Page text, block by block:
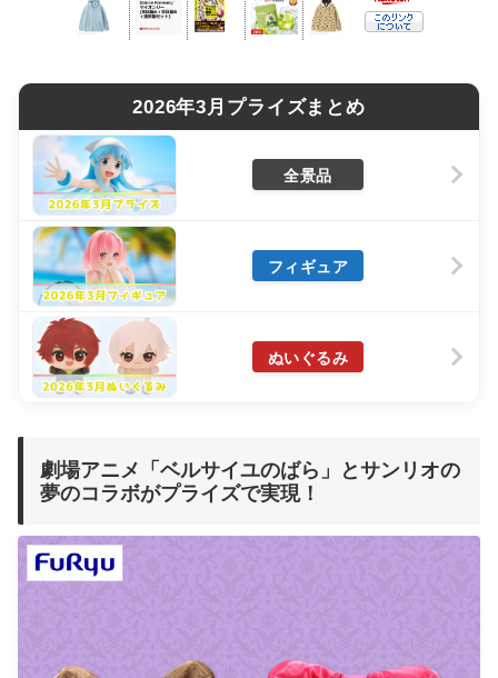
2026年3月プライズまとめ
全景品
フィギュア
ぬいぐるみ
劇場アニメ「ベルサイユのばら」とサンリオの
夢のコラボがプライズで実現！